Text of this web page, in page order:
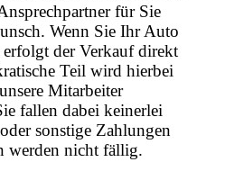
für Sie
Wenn Sie Ihr Auto
der Verkauf direkt
Teil wird hierbei
Mitarbeiter
fallen dabei keinerlei
sonstige Zahlungen
werden nicht fällig.